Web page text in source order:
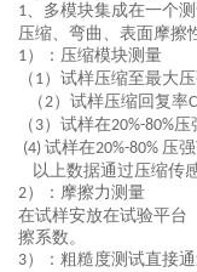
1、 多模块集成在一个
压缩、弯曲、表面摩擦
1）
：压缩模块测量
（ 1）试样压缩至最大
（2）试样压缩回复率
（ 3）试样在20%-80%压
(4) 试样在20%-80% 压
以上数据通过压缩传
2）
：摩擦力测量
在试样安放在试验平台
擦系数。
3）
：粗糙度测试直接